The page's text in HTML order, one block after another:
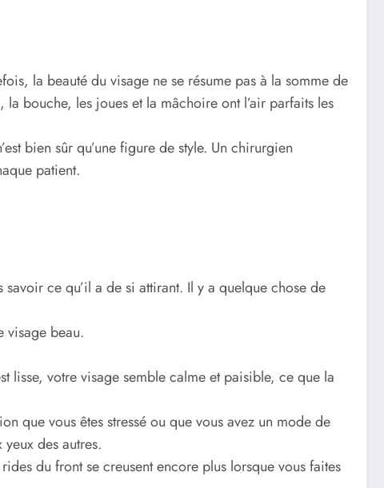
la beauté du visage ne se résume pas à la somme de
la bouche, les joues et la mâchoire ont l’air parfaits les
bien sûr qu’une figure de style. Un chirurgien
patient.
ce qu’il a de si attirant. Il y a quelque chose de
visage beau.
lisse, votre visage semble calme et paisible, ce que la
que vous êtes stressé ou que vous avez un mode de
des autres.
du front se creusent encore plus lorsque vous faites